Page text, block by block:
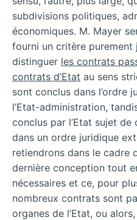
subdivisions politiques,
économiques. M. Mayer
fourni un critère
distinguer les contrats
contrats d’Etat au sens
sont conclus dans l’ordre
l’Etat-administration,
conclus par l’Etat sujet
dans un ordre juridique
retiendrons dans le cadre
dernière conception tout
nécessaires et ce, pour
nombreux contrats sont
organes de l’Etat, ou